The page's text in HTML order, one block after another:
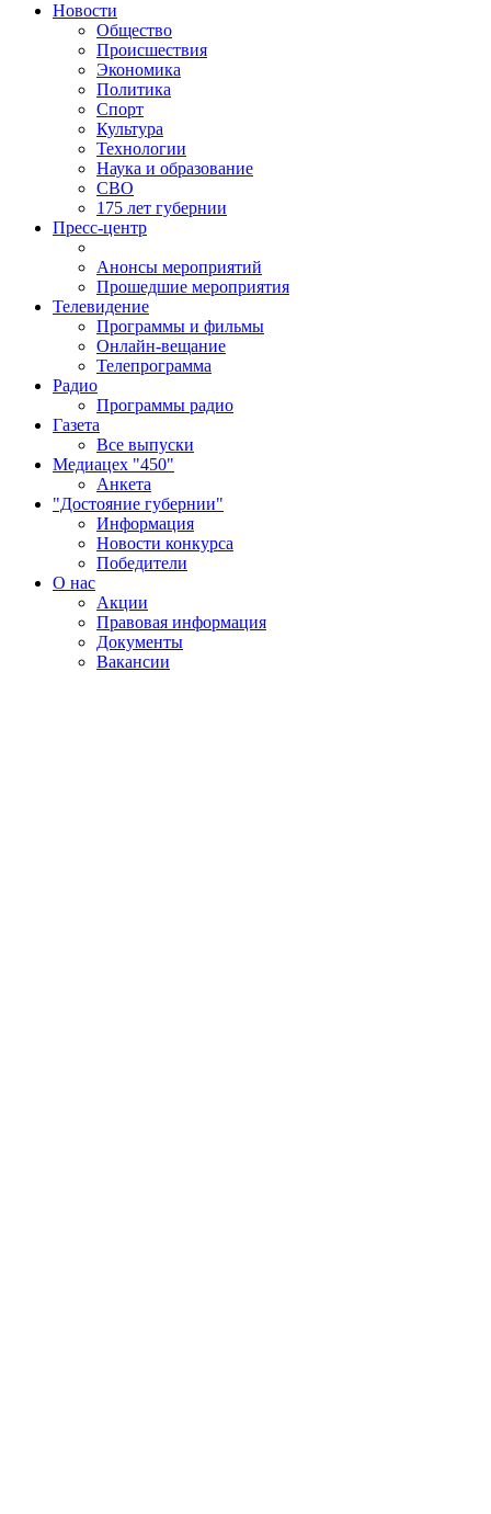
Новости
Общество
Происшествия
Экономика
Политика
Спорт
Культура
Технологии
Наука и образование
СВО
175 лет губернии
Пресс-центр
Анонсы мероприятий
Прошедшие мероприятия
Телевидение
Программы и фильмы
Онлайн-вещание
Телепрограмма
Радио
Программы радио
Газета
Все выпуски
Медиацех "450"
Анкета
"Достояние губернии"
Информация
Новости конкурса
Победители
О нас
Акции
Правовая информация
Документы
Вакансии